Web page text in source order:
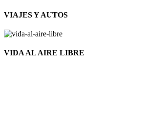
VIAJES Y AUTOS
VIDA AL AIRE LIBRE